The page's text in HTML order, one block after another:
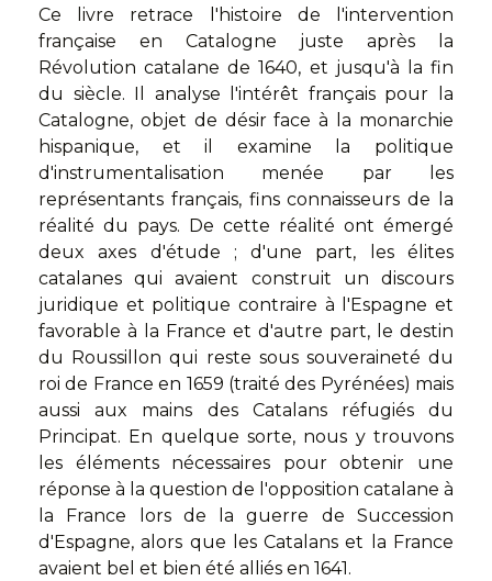
Ce livre retrace l'histoire de l'intervention
française en Catalogne juste après la
Révolution catalane de 1640, et jusqu'à la fin
du siècle. Il analyse l'intérêt français pour la
Catalogne, objet de désir face à la monarchie
hispanique, et il examine la politique
d'instrumentalisation menée par les
représentants français, fins connaisseurs de la
réalité du pays. De cette réalité ont émergé
deux axes d'étude ; d'une part, les élites
catalanes qui avaient construit un discours
juridique et politique contraire à l'Espagne et
favorable à la France et d'autre part, le destin
du Roussillon qui reste sous souveraineté du
roi de France en 1659 (traité des Pyrénées) mais
aussi aux mains des Catalans réfugiés du
Principat. En quelque sorte, nous y trouvons
les éléments nécessaires pour obtenir une
réponse à la question de l'opposition catalane à
la France lors de la guerre de Succession
d'Espagne, alors que les Catalans et la France
avaient bel et bien été alliés en 1641.